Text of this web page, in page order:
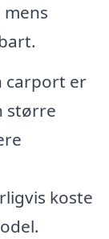
carport er
større
koste